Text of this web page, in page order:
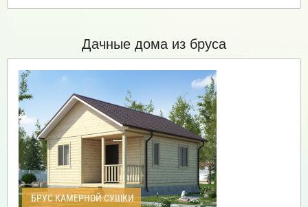
Дачные дома из бруса
БРУС КАМЕРНОЙ СУШКИ